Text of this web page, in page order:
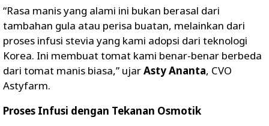
“Rasa manis yang alami ini bukan berasal dari
tambahan gula atau perisa buatan, melainkan dari
proses infusi stevia yang kami adopsi dari teknologi
Korea. Ini membuat tomat kami benar-benar berbeda
dari tomat manis biasa,” ujarAsty Ananta, CVO
Astyfarm.
Proses Infusi dengan Tekanan Osmotik